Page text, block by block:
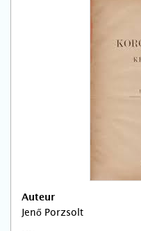
Auteur
Jenő Porzsolt